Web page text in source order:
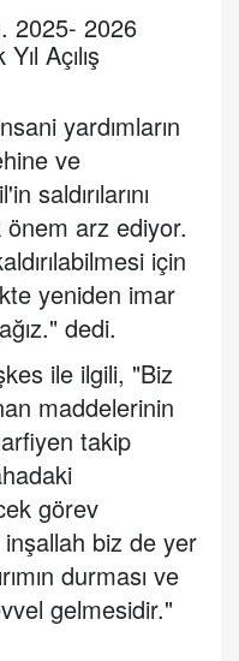
2025- 2026
Açılış
yardımların
ve
saldırılarını
arz ediyor.
için
yeniden imar
dedi.
ile ilgili, "Biz
maddelerinin
takip
görev
biz de yer
durması ve
gelmesidir."